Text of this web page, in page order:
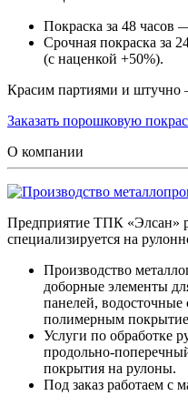
Покраска за 48 часов
Срочная покраска за
(с наценкой +50%).
Красим партиями и штучно
Заказать порошковую
О компании
Предприятие ТПК «Элсан»
специализируется на
Производство
доборные элементы
панелей,
полимерным
Услуги по обработке
продольно-
покрытия на рулоны.
Под заказ работаем с